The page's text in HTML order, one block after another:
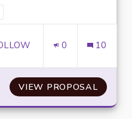
scientifique sur l'eau
FOLLOWERS 0 10
VIEW PROPOSAL